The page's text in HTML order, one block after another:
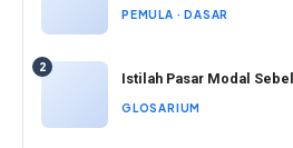
PEMULA · DASAR
2
Istilah Pasar Modal
GLOSARIUM